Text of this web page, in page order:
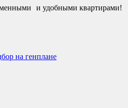
и удобными квартирами!
на генплане